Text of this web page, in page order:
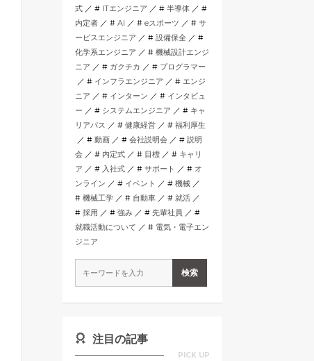
式
ITエンジニア
半導体
内定者
AI eスポーツ
サ
ービスエンジニア
設備保全
化学系エンジニア
機械設計エンジ
ニア
ガクチカ
プログラマー
インフラエンジニア
エンジ
ニア
インターン
インタビュ
ー
システムエンジニア
キャ
リアパス
健康経営
福利厚生
動画
会社説明会
説明
会
内定式 目標
キャリ
ア
入社式 サポート
オ
ンライン
イベント
機械
機械工学
自動車
就活
採用
強み
先輩社員
就職活動について
電気・電子エン
ジニア
注目の記事
PICK UP